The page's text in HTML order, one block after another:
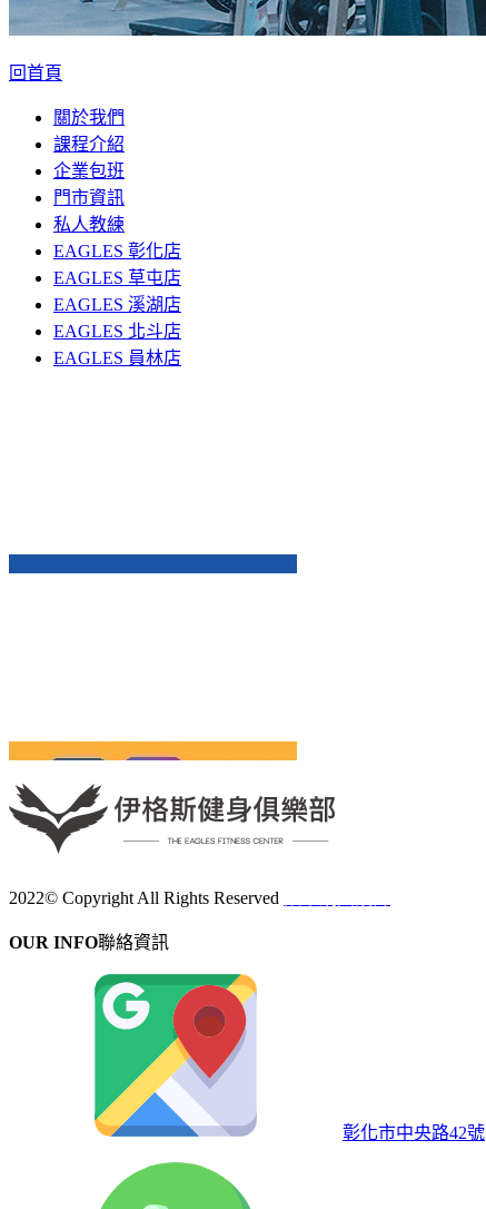
回首頁
關於我們
課程介紹
企業包班
門市資訊
私人教練
EAGLES 彰化店
EAGLES 草屯店
EAGLES 溪湖店
EAGLES 北斗店
EAGLES 員林店
2022© Copyright All Rights Reserved
OUR INFO聯絡資訊
彰化市中央路42號